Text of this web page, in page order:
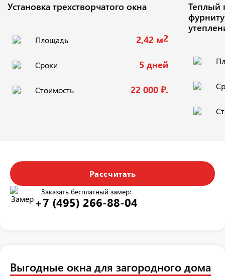
Установка трехстворчатого окна
Площадь 2,42 м2
Сроки 5 дней
Стоимость 22 000 ₽.
Теплый
Рассчитать
Заказать бесплатный замер:
+7 (495) 266-88-04
Выгодные окна для загородного дома